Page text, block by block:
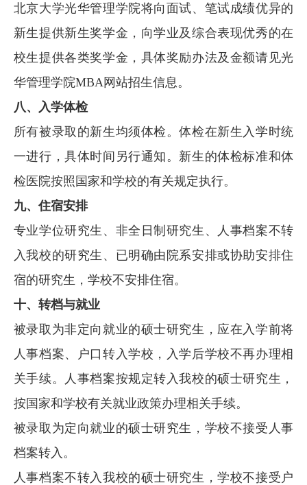
北京大学光华管理学院将向面试、笔试成绩优异的
新生提供新生奖学金，向学业及综合表现优秀的在
校生提供各类奖学金，具体奖励办法及金额请见光
华管理学院MBA网站招生信息。
八、入学体检
所有被录取的新生均须体检。体检在新生入学时统
一进行，具体时间另行通知。新生的体检标准和体
检医院按照国家和学校的有关规定执行。
九、住宿安排
专业学位研究生、非全日制研究生、人事档案不转
入我校的研究生、已明确由院系安排或协助安排住
宿的研究生，学校不安排住宿。
十、转档与就业
被录取为非定向就业的硕士研究生，应在入学前将
人事档案、户口转入学校，入学后学校不再办理相
关手续。人事档案按规定转入我校的硕士研究生，
按国家和学校有关就业政策办理相关手续。
被录取为定向就业的硕士研究生，学校不接受人事
档案转入。
人事档案不转入我校的硕士研究生，学校不接受户